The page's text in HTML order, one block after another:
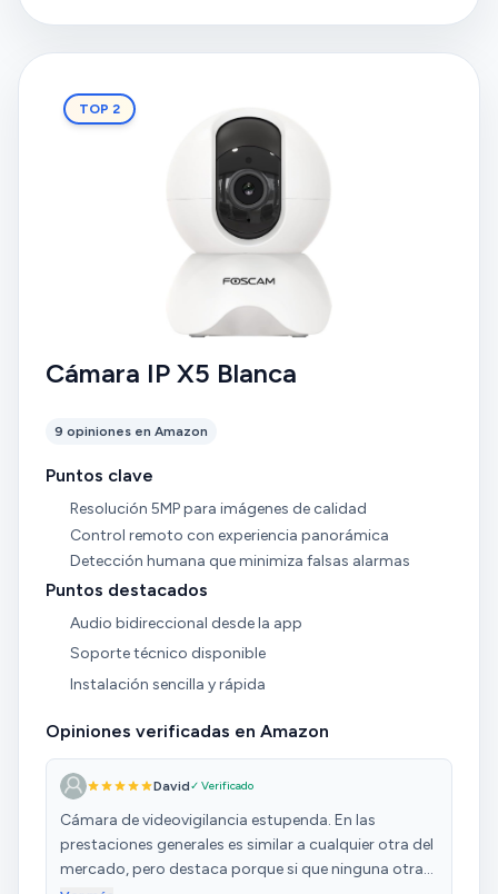
TOP 2
Cámara IP X5 Blanca
9 opiniones en Amazon
Puntos clave
Resolución 5MP para imágenes de calidad
Control remoto con experiencia panorámica
Detección humana que minimiza falsas alarmas
Puntos destacados
Audio bidireccional desde la app
Soporte técnico disponible
Instalación sencilla y rápida
Opiniones verificadas en Amazon
David✓ Verificado
Cámara de videovigilancia estupenda. En las
prestaciones generales es similar a cualquier otra del
mercado, pero destaca porque si que ninguna otra